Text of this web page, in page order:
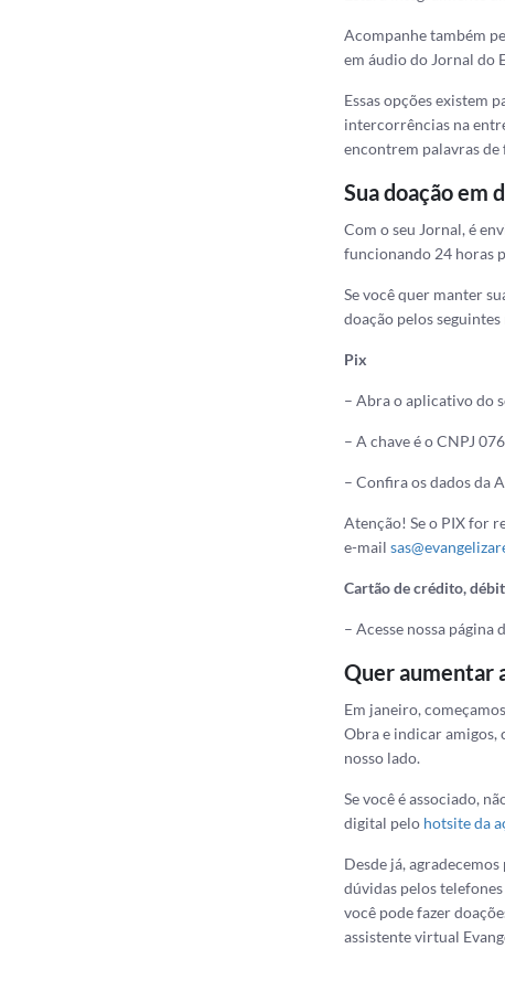
Acompanhe também
em áudio do Jornal do
Essas opções existem
intercorrências na
encontrem palavras de
Sua doação em
Com o seu Jornal, é
funcionando 24 horas
Se você quer manter
doação pelos seguintes
Pix
– Abra o aplicativo do
– A chave é o CNPJ
– Confira os dados da
Atenção! Se o PIX for
e-mail
Cartão de crédito,
– Acesse nossa página
Quer aumentar
Em janeiro,
Obra e indicar amigos,
nosso lado.
Se você é associado,
digital pelo hotsite da
Desde já,
dúvidas pelos
você pode fazer
assistente virtual